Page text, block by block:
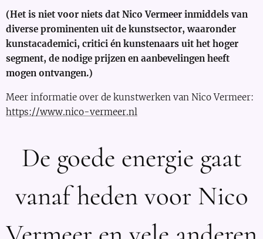
(Het is niet voor niets dat Nico Vermeer inmiddels van
diverse prominenten uit de kunstsector, waaronder
kunstacademici, critici én kunstenaars uit het hoger
segment, de nodige prijzen en aanbevelingen heeft
mogen ontvangen.)
Meer informatie over de kunstwerken van Nico Vermeer:
https://www.nico-vermeer.nl
De goede energie gaat
vanaf heden voor Nico